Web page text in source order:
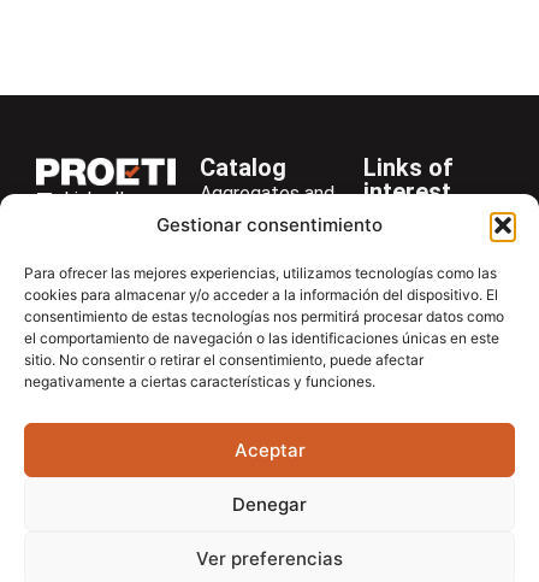
Gestionar consentimiento
Para ofrecer las mejores experiencias, utilizamos tecnologías como las
cookies para almacenar y/o acceder a la información del dispositivo. El
consentimiento de estas tecnologías nos permitirá procesar datos como
el comportamiento de navegación o las identificaciones únicas en este
sitio. No consentir o retirar el consentimiento, puede afectar
negativamente a ciertas características y funciones.
Aceptar
Denegar
Ver preferencias
LinkedIn
+34 916 28
29 40
proetisa@proetisa.com
Ctra de
Algete, Av
M-106, Km
Algete,
Catalog
Aggregates and
Rocks
Asphalt
Cements
Concrete
Soils
Soilmatic
Steels
Equipment
Links of
interest
Company
News
Newsletter
Download
Contac